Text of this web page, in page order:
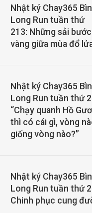
Nhật ký Chay365
Long Run tuần thứ
213: Những sải
vàng giữa mùa đổ
Nhật ký Chay365
Long Run tuần thứ
“Chạy quanh Hồ
thì có cái gì, vòng
giống vòng nào?”
Nhật ký Chay365
Long Run tuần thứ
Chinh phục cung